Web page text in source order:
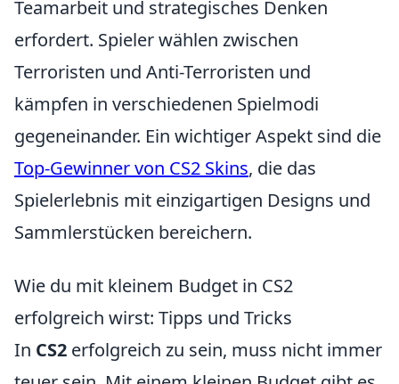
Teamarbeit und strategisches Denken
erfordert. Spieler wählen zwischen
Terroristen und Anti-Terroristen und
kämpfen in verschiedenen Spielmodi
gegeneinander. Ein wichtiger Aspekt sind die
Top-Gewinner von CS2 Skins, die das
Spielerlebnis mit einzigartigen Designs und
Sammlerstücken bereichern.
Wie du mit kleinem Budget in CS2
erfolgreich wirst: Tipps und Tricks
In CS2 erfolgreich zu sein, muss nicht immer